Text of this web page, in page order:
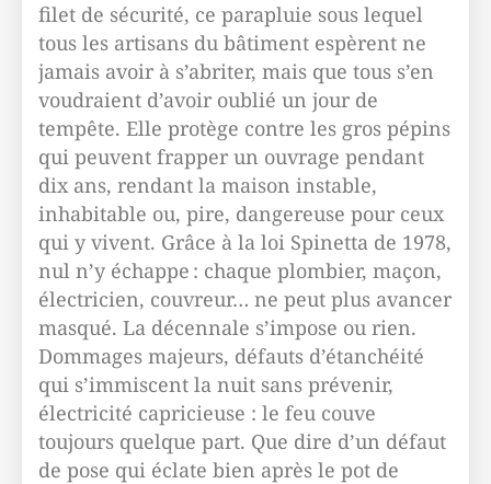
filet de sécurité, ce parapluie sous lequel
tous les artisans du bâtiment espèrent ne
jamais avoir à s’abriter, mais que tous s’en
voudraient d’avoir oublié un jour de
tempête. Elle protège contre les gros pépins
qui peuvent frapper un ouvrage pendant
dix ans, rendant la maison instable,
inhabitable ou, pire, dangereuse pour ceux
qui y vivent. Grâce à la loi Spinetta de 1978,
nul n’y échappe : chaque plombier, maçon,
électricien, couvreur… ne peut plus avancer
masqué. La décennale s’impose ou rien.
Dommages majeurs, défauts d’étanchéité
qui s’immiscent la nuit sans prévenir,
électricité capricieuse : le feu couve
toujours quelque part. Que dire d’un défaut
de pose qui éclate bien après le pot de